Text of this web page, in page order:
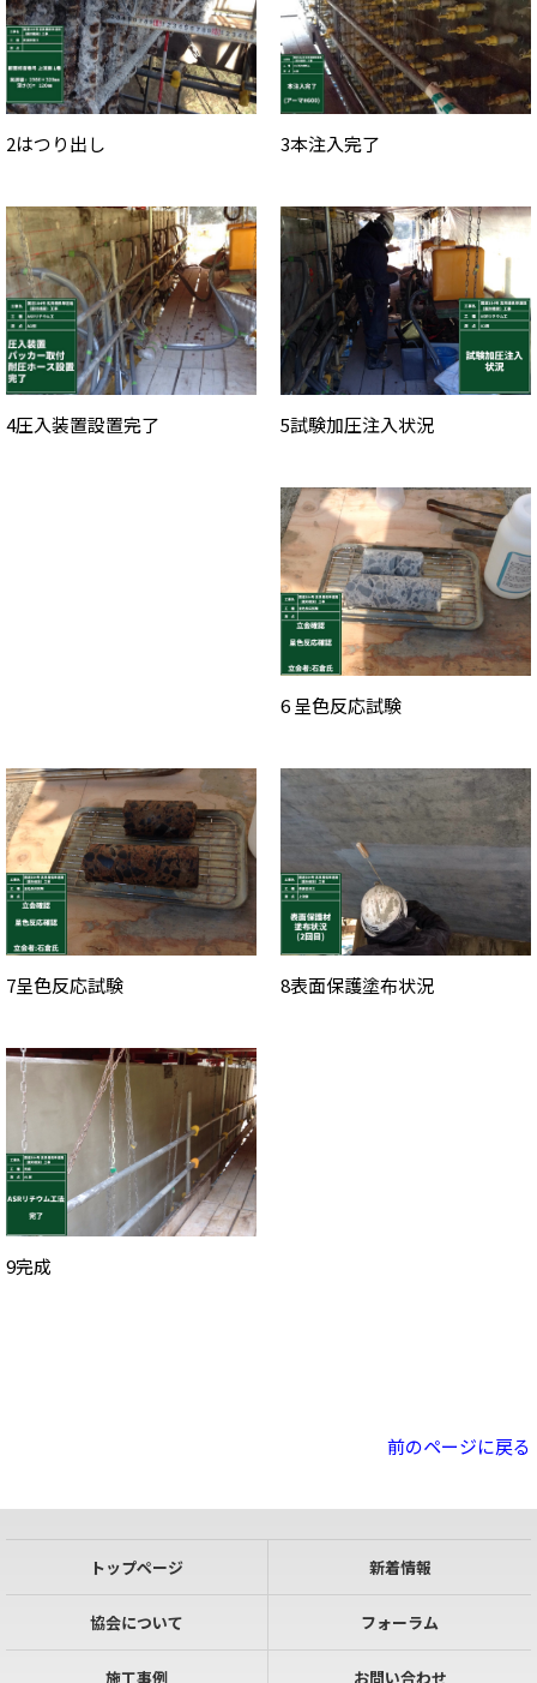
2はつり出し 3本注入完了
4圧入装置設置完了 5試験加圧注入状況
6 呈色反応試験
7呈色反応試験 8表面保護塗布状況
9完成
前のページに戻る
トップページ 新着情報
協会について フォーラム
施工事例 お問い合わせ